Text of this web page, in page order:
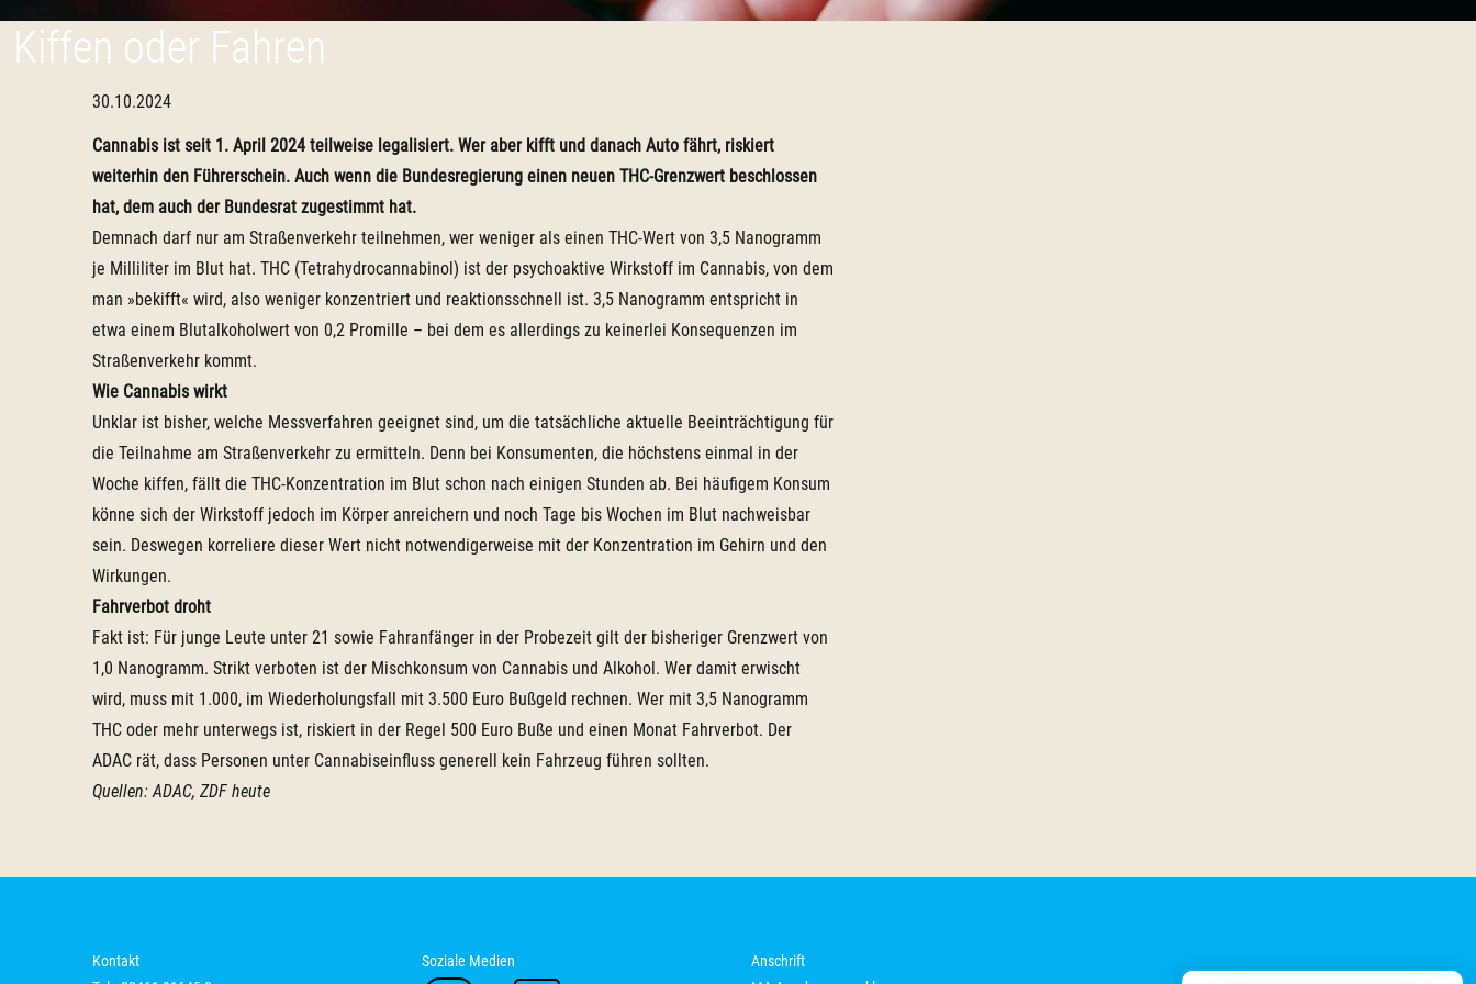
Kiffen oder Fahren
30.10.2024
Cannabis ist seit 1. April 2024 teilweise legalisiert. Wer aber kifft und danach Auto fährt, riskiert
weiterhin den Führerschein. Auch wenn die Bundesregierung einen neuen THC-Grenzwert beschlossen
hat, dem auch der Bundesrat zugestimmt hat.
Demnach darf nur am Straßenverkehr teilnehmen, wer weniger als einen THC-Wert von 3,5 Nanogramm
je Milliliter im Blut hat. THC (Tetrahydrocannabinol) ist der psychoaktive Wirkstoff im Cannabis, von dem
man »bekifft« wird, also weniger konzentriert und reaktionsschnell ist. 3,5 Nanogramm entspricht in
etwa einem Blutalkoholwert von 0,2 Promille – bei dem es allerdings zu keinerlei Konsequenzen im
Straßenverkehr kommt.
Wie Cannabis wirkt
Unklar ist bisher, welche Messverfahren geeignet sind, um die tatsächliche aktuelle Beeinträchtigung für
die Teilnahme am Straßenverkehr zu ermitteln. Denn bei Konsumenten, die höchstens einmal in der
Woche kiffen, fällt die THC-Konzentration im Blut schon nach einigen Stunden ab. Bei häufigem Konsum
könne sich der Wirkstoff jedoch im Körper anreichern und noch Tage bis Wochen im Blut nachweisbar
sein. Deswegen korreliere dieser Wert nicht notwendigerweise mit der Konzentration im Gehirn und den
Wirkungen.
Fahrverbot droht
Fakt ist: Für junge Leute unter 21 sowie Fahranfänger in der Probezeit gilt der bisheriger Grenzwert von
1,0 Nanogramm. Strikt verboten ist der Mischkonsum von Cannabis und Alkohol. Wer damit erwischt
wird, muss mit 1.000, im Wiederholungsfall mit 3.500 Euro Bußgeld rechnen. Wer mit 3,5 Nanogramm
THC oder mehr unterwegs ist, riskiert in der Regel 500 Euro Buße und einen Monat Fahrverbot. Der
ADAC rät, dass Personen unter Cannabiseinfluss generell kein Fahrzeug führen sollten.
Quellen: ADAC, ZDF heute
Kontakt
Soziale Medien
Anschrift